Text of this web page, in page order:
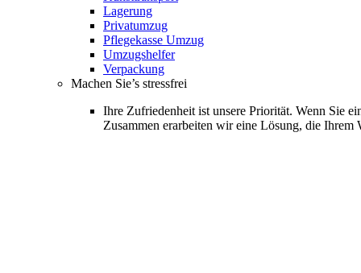
Lagerung
Privatumzug
Pflegekasse Umzug
Umzugshelfer
Verpackung
Machen Sie’s stressfrei
Ihre Zufriedenheit ist unsere Priorität. Wenn Sie
Zusammen erarbeiten wir eine Lösung, die Ihrem